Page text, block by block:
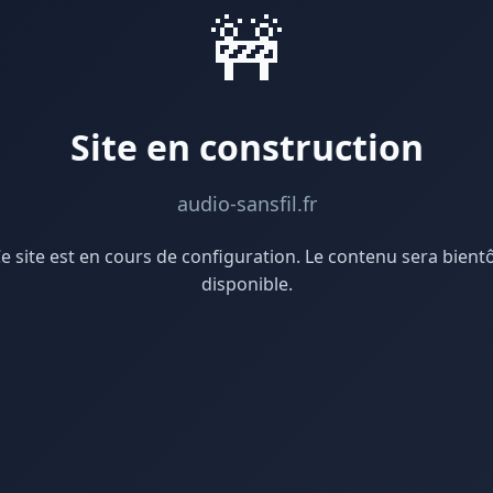
🚧
Site en construction
audio-sansfil.fr
site est en cours de configuration. Le contenu sera
disponible.